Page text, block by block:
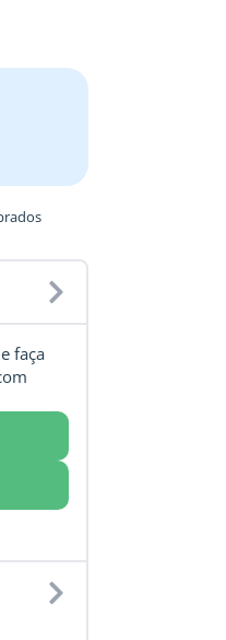
e faça